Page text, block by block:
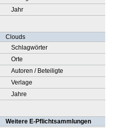
Jahr
Clouds
Schlagwörter
Orte
Autoren / Beteiligte
Verlage
Jahre
Weitere E-Pflichtsammlungen